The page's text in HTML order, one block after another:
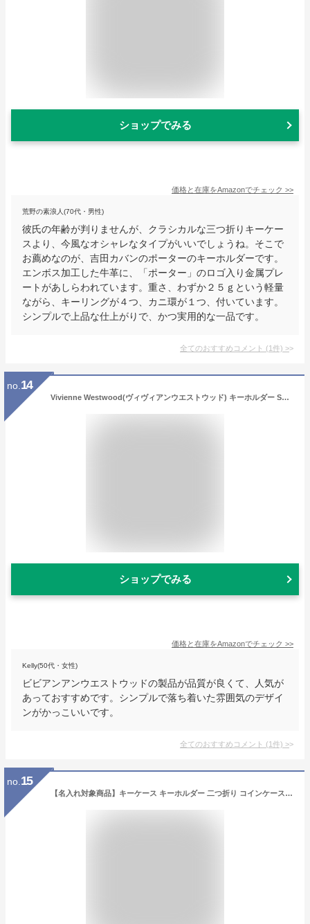
ショップでみる
価格と在庫をAmazonでチェック >>
荒野の素浪人(70代・男性)
彼氏の年齢が判りませんが、クラシカルな三つ折りキーケー
スより、今風なオシャレなタイプがいいでしょうね。そこで
お薦めなのが、吉田カバンのポーターのキーホルダーです。
エンボス加工した牛革に、「ポーター」のロゴ入り金属プレ
ートがあしらわれています。重さ、わずか２５ｇという軽量
ながら、キーリングが４つ、カニ環が１つ、付いています。
シンプルで上品な仕上がりで、かつ実用的な一品です。
全てのおすすめコメント (1件) >
no. 14
Vivienne Westwood(ヴィヴィアンウエストウッド) キーホルダー SOFIA 3D ORB キーリング オーブ キーホルダー/キーリング 82030011 01947 N408 [並行輸入品]
ショップでみる
価格と在庫をAmazonでチェック >>
Kelly(50代・女性)
ビビアンアンウエストウッドの製品が品質が良くて、人気が
あっておすすめです。シンプルで落ち着いた雰囲気のデザイ
ンがかっこいいです。
全てのおすすめコメント (1件) >
no. 15
【名入れ対象商品】キーケース キーホルダー 二つ折り コインケース 小銭入れ メンズ 紳士小物 イタリアンレザー 本革 牛革 ブランド ビジネス フォーマル おしゃれ 使いやすい BUTTERO 父の日 敬老の日 ギフト クリスマス【コンビニ受取対応商品】